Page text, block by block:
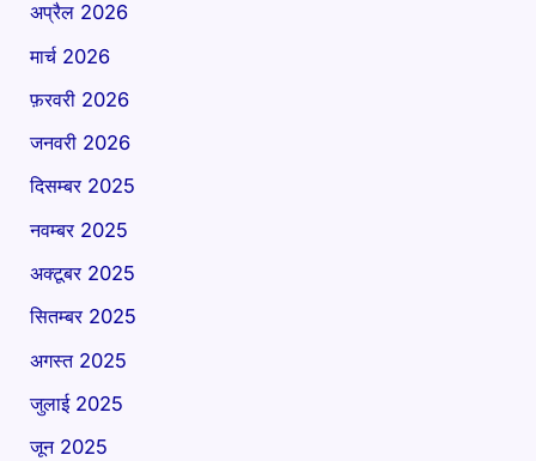
अप्रैल 2026
मार्च 2026
फ़रवरी 2026
जनवरी 2026
दिसम्बर 2025
नवम्बर 2025
अक्टूबर 2025
सितम्बर 2025
अगस्त 2025
जुलाई 2025
जून 2025